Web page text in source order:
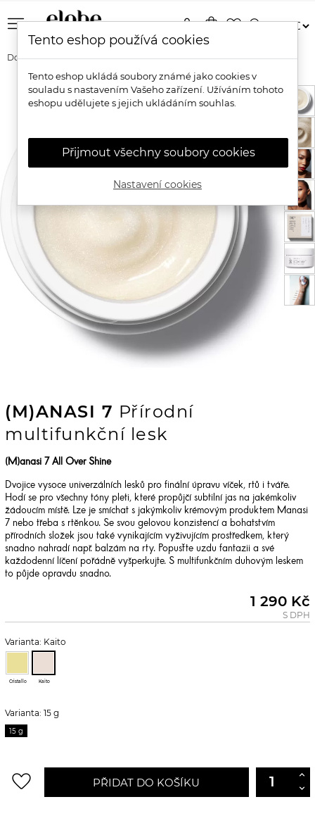
menu shopping_bagfavorite_bordersearch
person
Domů Značky Manasi 7 (M)anasi 7 Přírodní multifunkční lesk
(M)ANASI 7 Přírodní
multifunkční lesk
(M)anasi 7 All Over Shine
Dvojice vysoce univerzálních lesků pro finální úpravu víček, rtů i tváře.
Hodí se pro všechny tóny pleti, které propůjčí subtilní jas na jakémkoliv
žádoucím místě. Lze je smíchat s jakýmkoliv krémovým produktem Manasi
7 nebo třeba s rtěnkou. Se svou gelovou konzistencí a bohatstvím
přírodních složek jsou také vynikajícím vyživujícím prostředkem, který
snadno nahradí např. balzám na rty. Popusťte uzdu fantazii a své
každodenní líčení pořádně vyšperkujte. S multifunkčním duhovým leskem
to půjde opravdu snadno.
1 290 Kč
S DPH
Varianta: Kaito
Cristallo Kaito
Varianta: 15 g
15 g
favorite_border PŘIDAT DO KOŠÍKU
Tento eshop používá cookies
Tento eshop ukládá soubory známé jako cookies v
souladu s nastavením Vašeho zařízení. Užíváním tohoto
eshopu udělujete s jejich ukládáním souhlas.
Přijmout všechny soubory cookies
Nastavení cookies